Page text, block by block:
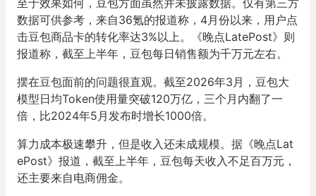
至于效果如何，豆包方面虽然并未披露数据。仅有第三方
数据可供参考，来自36氪的报道称，4月份以来，用户点
击豆包商品卡的转化率达3%以上。《晚点LatePost》则
报道称，截至上半年，豆包每日销售额为千万元左右。
摆在豆包面前的问题很直观。截至2026年3月，豆包大
模型日均Token使用量突破120万亿，三个月内翻了一
倍，比2024年5月发布时增长1000倍。
算力成本极速攀升，但是收入还未成规模。据《晚点Lat
ePost》报道，截至上半年，豆包每天收入不足百万元，
还主要来自电商佣金。